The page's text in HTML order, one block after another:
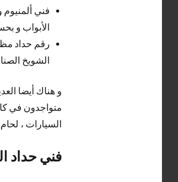
فني ألمنيوم
الأبواب و
رقم حداد
الشويخ
متواجدون في
السيارات ،
فني حداد